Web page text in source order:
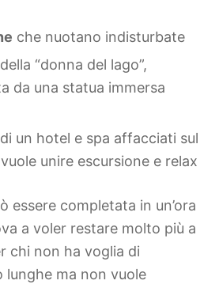
che nuotano indisturbate
“donna del lago”,
da una statua immersa
un hotel e spa affacciati sul
unire escursione e relax
essere completata in un’ora
a voler restare molto più a
chi non ha voglia di
ma non vuole